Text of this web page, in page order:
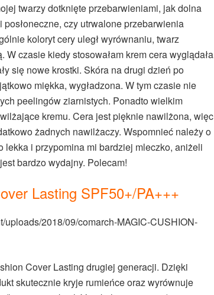
twarzy dotknięte przebarwieniami, jak dolna
czy utrwalone przebarwienia
koloryt cery uległ wyrównaniu, twarz
czasie kiedy stosowałam krem cera wyglądała
się nowe krostki. Skóra na drugi dzień po
miękka, wygładzona. W tym czasie nie
peelingów ziarnistych. Ponadto wielkim
kremu. Cera jest pięknie nawilżona, więc
żadnych nawilżaczy. Wspomnieć należy o
lekka i przypomina mi bardziej mleczko, aniżeli
bardzo wydajny. Polecam!
Lasting SPF50+/PA+++
Cover Lasting drugiej generacji. Dzięki
skutecznie kryje rumieńce oraz wyrównuje